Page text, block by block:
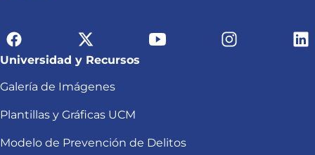
Universidad y Recursos
Galería de Imágenes
Plantillas y Gráficas UCM
Modelo de Prevención de Delitos